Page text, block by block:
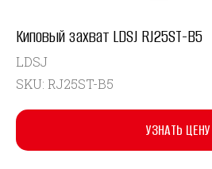
Киповый захват LDSJ RJ25ST-B5
LDSJ
SKU: RJ25ST-B5
УЗНАТЬ ЦЕНУ